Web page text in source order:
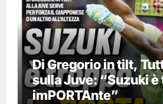
Di Gregorio in tilt,
sulla Juve: “Suzuki è
imPORTAnte”